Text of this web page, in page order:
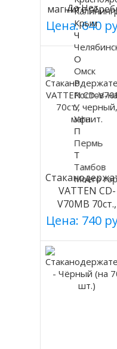
магните
Цена: 640
VATTEN CD-
V70MB 70ст.,
черный,
Цена: 740
Да Нет
Крым
Ч
О
Омск
Р
Ростов-
У
Уфа
П
Пермь
Т
Тамбов
Моего